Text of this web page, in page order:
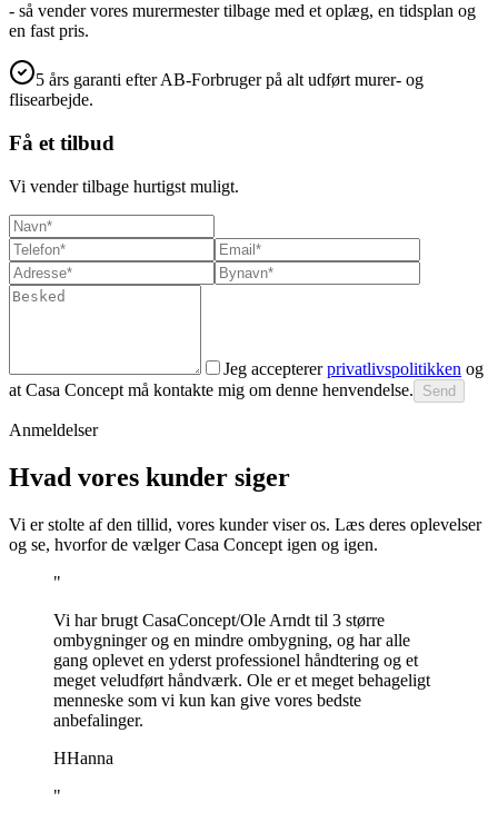
- så vender vores murermester tilbage med et oplæg, en tidsplan og
en fast pris.
5 års garanti efter AB-Forbruger på alt udført murer- og
flisearbejde.
Få et tilbud
Vi vender tilbage hurtigst muligt.
Jeg accepterer privatlivspolitikken og
at Casa Concept må kontakte mig om denne henvendelse.
Send
Anmeldelser
Hvad vores kunder siger
Vi er stolte af den tillid, vores kunder viser os. Læs deres oplevelser
og se, hvorfor de vælger Casa Concept igen og igen.
"
Vi har brugt CasaConcept/Ole Arndt til 3 større
ombygninger og en mindre ombygning, og har alle
gang oplevet en yderst professionel håndtering og et
meget veludført håndværk. Ole er et meget behageligt
menneske som vi kun kan give vores bedste
anbefalinger.
HHanna
"